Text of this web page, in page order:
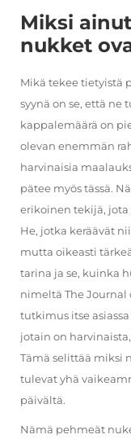
Miksi
nukket
Mikä tekee tietyistä
syynä on se, että ne
kappalemäärä on
olevan enemmän
harvinaisia
pätee myös tässä.
erikoinen tekijä,
He, jotka keräävät
mutta oikeasti
tarina ja se, kuinka
nimeltä The Journal
tutkimus itse
jotain on
Tämä selittää miksi
tulevat yhä
päivältä.
Nämä pehmeät